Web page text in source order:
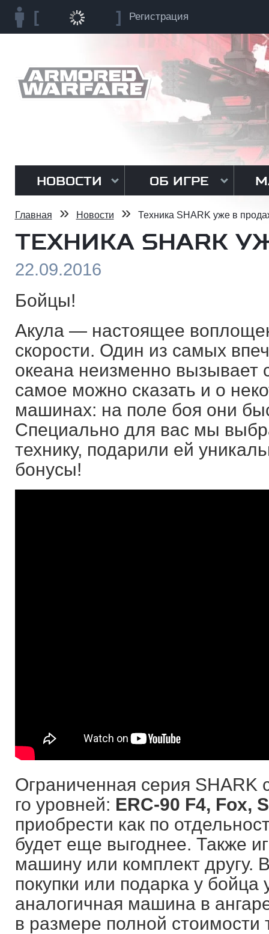
Регистрация
НОВОСТИ ОБ ИГРЕ
Главная » Новости » Техника SHARK уже в
ТЕХНИКА SHARK
22.09.2016
Бойцы!
Акула — настоящее
скорости. Один из самых
океана неизменно вызывает
самое можно сказать и о
машинах: на поле боя они
Специально для вас мы
технику, подарили ей
бонусы!
Ограниченная серия SHARK
го уровней: ERC-90 F4, Fox,
приобрести как по
будет еще выгоднее. Также
машину или комплект другу.
покупки или подарка у бойца
аналогичная машина в
в размере полной стоимости